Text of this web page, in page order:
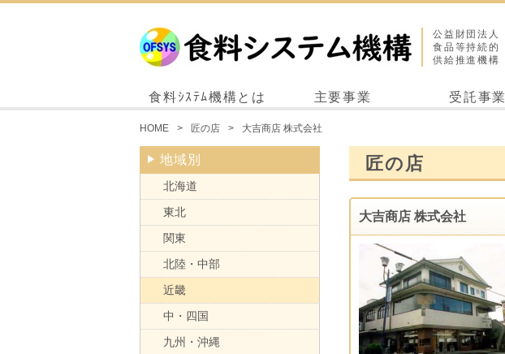
公益財団法人
食品等持続的
供給推進機構
食料ｼｽﾃﾑ機構とは 主要事業 受託事業
HOME 匠の店 大吉商店 株式会社
匠の店
大吉商店 株式会社
地域別
北海道
東北
関東
北陸・中部
近畿
中・四国
九州・沖縄